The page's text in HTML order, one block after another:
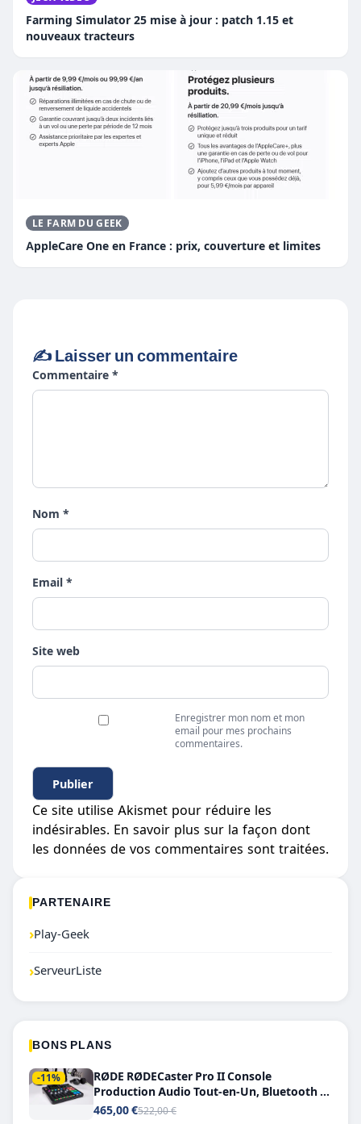
Farming Simulator 25 mise à jour : patch 1.15 et
nouveaux tracteurs
LE FARM DU GEEK
AppleCare One en France : prix, couverture et limites
✍️ Laisser un commentaire
Commentaire *
Nom *
Email *
Site web
Enregistrer mon nom et mon
email pour mes prochains
commentaires.
Ce site utilise Akismet pour réduire les
indésirables. En savoir plus sur la façon dont
les données de vos commentaires sont traitées.
PARTENAIRE
›Play-Geek
›ServeurListe
BONS PLANS
-11%
RØDE RØDECaster Pro II Console
Production Audio Tout-en-Un, Bluetooth et
Double USB-C
465,00 €522,00 €